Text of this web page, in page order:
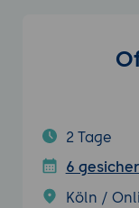
2 Tage
6
Köln /